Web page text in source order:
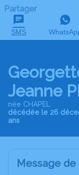
Partager
SMS
Jeanne
née CHAPEL
décédée le 26
ans
Message